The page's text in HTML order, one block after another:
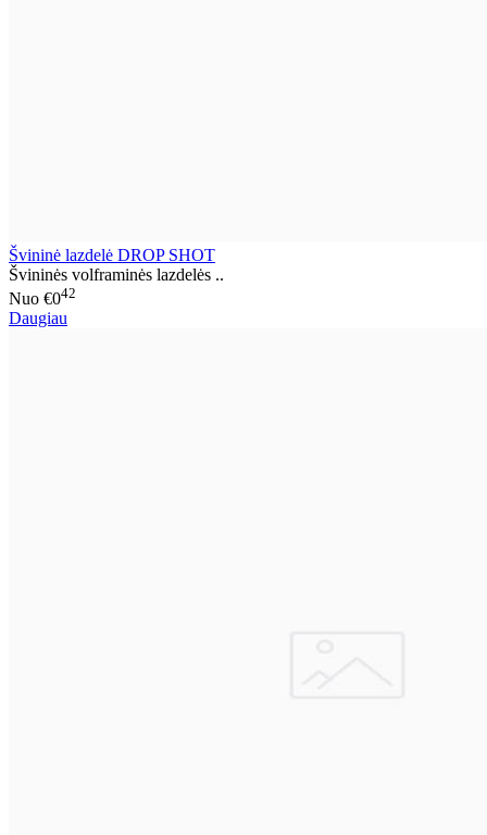
Švininė lazdelė DROP SHOT
Švininės volframinės lazdelės ..
Nuo €042
Daugiau